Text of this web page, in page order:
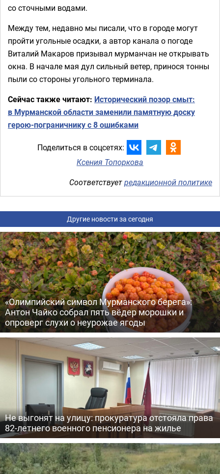
со сточными водами.
Между тем, недавно мы писали, что в городе могут
пройти угольные осадки, а автор канала о погоде
Виталий Макаров призывал мурманчан не открывать
окна. В начале мая дул сильный ветер, принося тонны
пыли со стороны угольного терминала.
Сейчас также читают: Исторический позор смыт:
в Мурманской области заменили памятную доску
герою-пограничнику с 8 ошибками
Поделиться в соцсетях:
Ксения Топоркова
Соответствуетредакционной политике
Другие новости за сегодня
«Олимпийский символ Мурманского берега»:
Антон Чайко собрал пять вёдер морошки и
опроверг слухи о неурожае ягоды
Не выгонят на улицу: прокуратура отстояла права
82-летнего военного пенсионера на жилье